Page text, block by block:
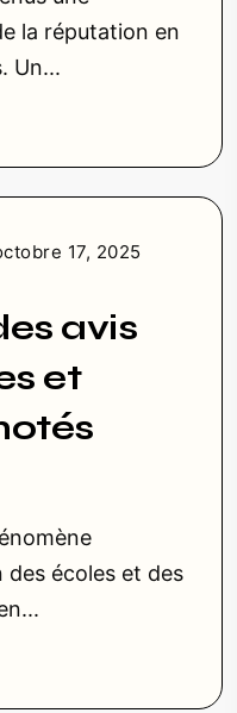
la réputation en
Un...
17, 2025
avis
et
écoles et des